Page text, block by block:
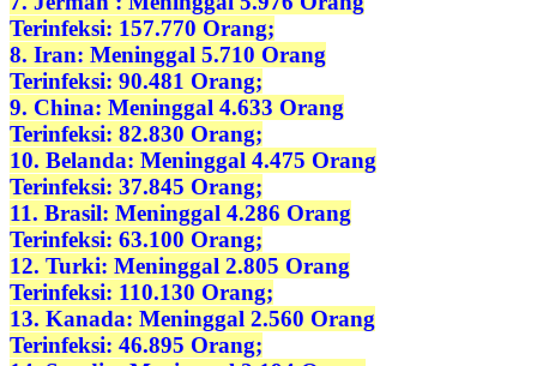
Terinfeksi: 157.770 Orang;
8. Iran: Meninggal 5.710 Orang
Terinfeksi: 90.481 Orang;
9. China: Meninggal 4.633 Orang
Terinfeksi: 82.830 Orang;
10. Belanda: Meninggal 4.475 Orang
Terinfeksi: 37.845 Orang;
11. Brasil: Meninggal 4.286 Orang
Terinfeksi: 63.100 Orang;
12. Turki: Meninggal 2.805 Orang
Terinfeksi: 110.130 Orang;
13. Kanada: Meninggal 2.560 Orang
Terinfeksi: 46.895 Orang;